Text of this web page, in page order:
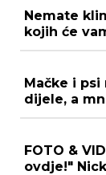
Nemate
kojih će
Mačke i
dijele, a
FOTO &
ovdje!"